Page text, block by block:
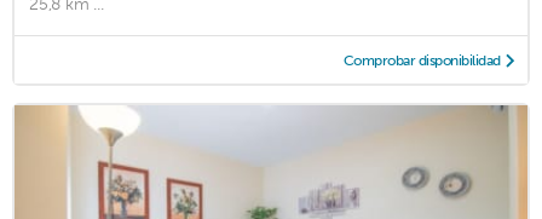
25,8 km ...
Comprobar disponibilidad